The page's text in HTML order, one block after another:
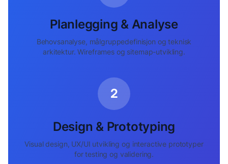
Planlegging & Analyse
Behovsanalyse, målgruppedefinisjon og teknisk
arkitektur. Wireframes og sitemap-utvikling.
2
Design & Prototyping
Visual design, UX/UI utvikling og interactive prototyper
for testing og validering.